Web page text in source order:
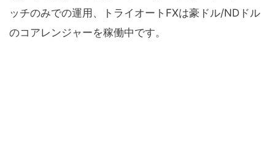
ッチのみでの運用、トライオートFXは豪ドル/NDドル
のコアレンジャーを稼働中です。